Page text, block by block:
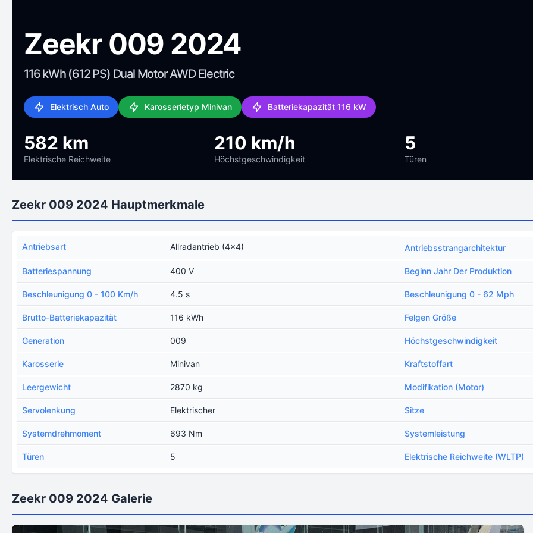
Zeekr 009 2024
116 kWh (612 PS) Dual Motor AWD Electric
Elektrisch Auto Karosserietyp Minivan Batteriekapazität 116 kW
582 km
Elektrische Reichweite
210 km/h
Höchstgeschwindigkeit
5
Türen
Zeekr 009 2024 Hauptmerkmale
Antriebsart Allradantrieb (4x4) Antriebsstrangarchitektur
Batteriespannung 400 V Beginn Jahr Der Produktion
Beschleunigung 0 - 100 Km/h 4.5 s Beschleunigung 0 - 62 Mph
Brutto-Batteriekapazität 116 kWh Felgen Größe
Generation 009 Höchstgeschwindigkeit
Karosserie Minivan Kraftstoffart
Leergewicht 2870 kg Modifikation (Motor)
Servolenkung Elektrischer Sitze
Systemdrehmoment 693 Nm Systemleistung
Türen 5 Еlektrische Reichweite (WLTP)
Zeekr 009 2024 Galerie